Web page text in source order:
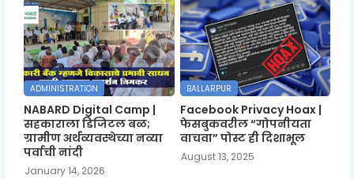
ADMINISTRATION
NABARD Digital Camp |
सहकाराला डिजिटल बळ;
ग्रामीण अर्थव्यवस्थेच्या नव्या
पर्वाची नांदी
January 14, 2026
BALLARPUR
Facebook Privacy Hoax |
फेसबुकवरील “गोपनीयता
वाचवा” पोस्ट ही दिशाभूल
August 13, 2025